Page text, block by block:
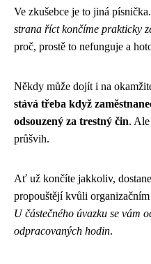
Ve zkušebce je to jiná písnička.
strana říct končíme prakticky
proč, prostě to nefunguje a
Někdy může dojít i na
stává třeba když
odsouzený za trestný čin.
průšvih.
Ať už končíte jakkoliv,
propouštějí kvůli
U částečného úvazku se vám
odpracovaných hodin.